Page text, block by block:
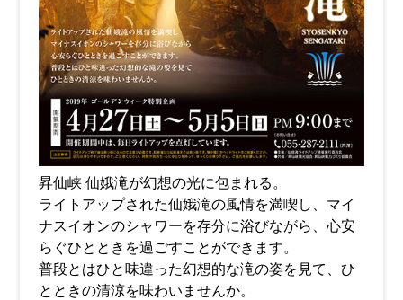
昇仙峡 仙娥滝が幻想の光に包まれる。
ライトアップされた仙娥滝の風情を満喫し、マイ
ナスイオンのシャワーを存分に浴びながら、心安
らぐひとときを過ごすことができます。
普段とはひと味違った幻想的な滝の姿を見て、ひ
とときの清涼を味わいませんか。